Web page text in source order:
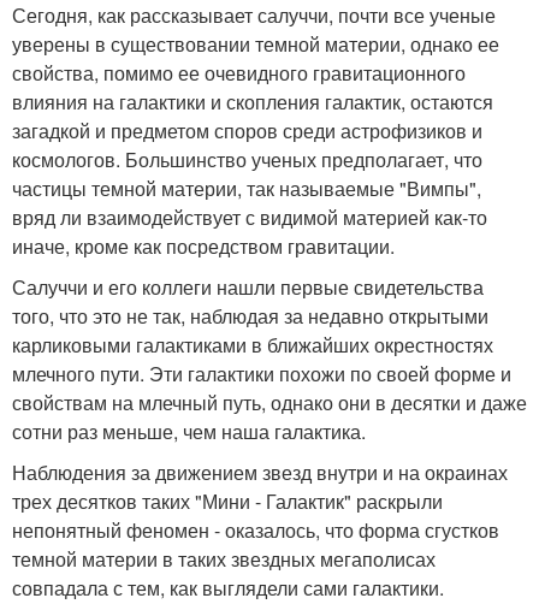
Сегодня, как рассказывает салуччи, почти все ученые
уверены в существовании темной материи, однако ее
свойства, помимо ее очевидного гравитационного
влияния на галактики и скопления галактик, остаются
загадкой и предметом споров среди астрофизиков и
космологов. Большинство ученых предполагает, что
частицы темной материи, так называемые "Вимпы",
вряд ли взаимодействует с видимой материей как-то
иначе, кроме как посредством гравитации.
Салуччи и его коллеги нашли первые свидетельства
того, что это не так, наблюдая за недавно открытыми
карликовыми галактиками в ближайших окрестностях
млечного пути. Эти галактики похожи по своей форме и
свойствам на млечный путь, однако они в десятки и даже
сотни раз меньше, чем наша галактика.
Наблюдения за движением звезд внутри и на окраинах
трех десятков таких "Мини - Галактик" раскрыли
непонятный феномен - оказалось, что форма сгустков
темной материи в таких звездных мегаполисах
совпадала с тем, как выглядели сами галактики.